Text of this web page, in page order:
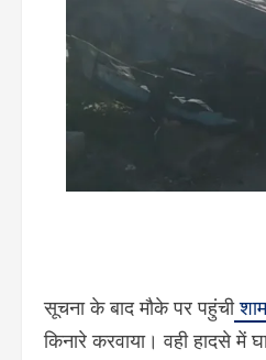
सूचना के बाद मौके पर पहुंची
किनारे करवाया। वही हादसे में